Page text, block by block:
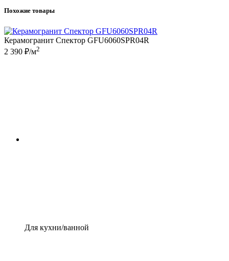
Похожие товары
Керамогранит Спектор GFU6060SPR04R
2 390 ₽/м2
Для кухни/ванной